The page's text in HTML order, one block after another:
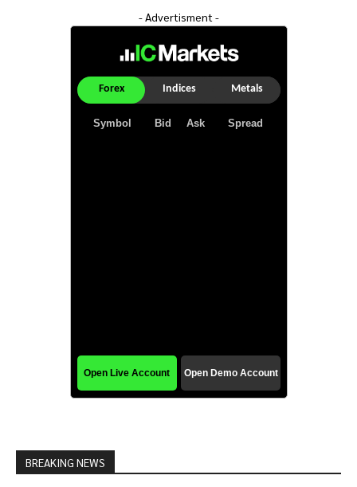
- Advertisment -
BREAKING NEWS